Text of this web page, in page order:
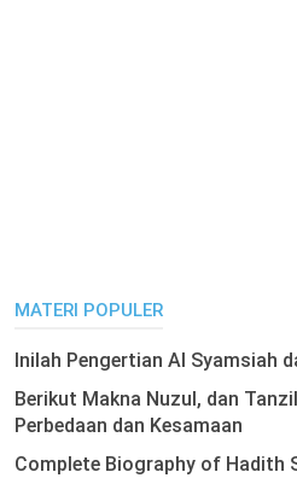
MATERI POPULER
Inilah Pengertian Al Syamsiah
Berikut Makna Nuzul, dan
Perbedaan dan Kesamaan
Complete Biography of Hadith